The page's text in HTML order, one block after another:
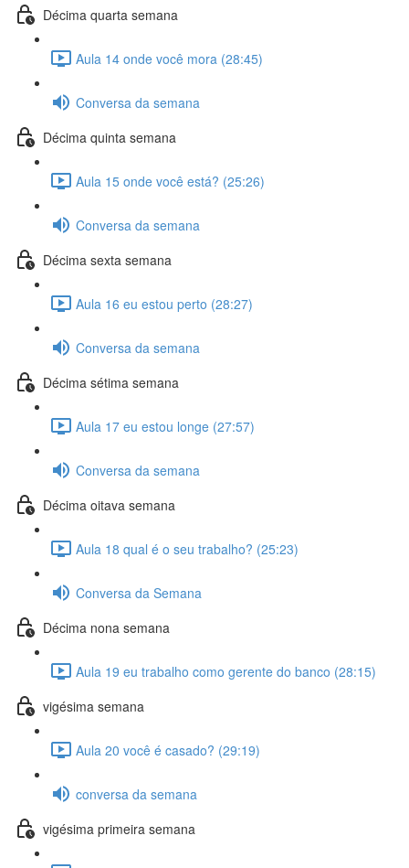
Décima quarta semana
Aula 14 onde você mora (28:45)
Conversa da semana
Décima quinta semana
Aula 15 onde você está? (25:26)
Conversa da semana
Décima sexta semana
Aula 16 eu estou perto (28:27)
Conversa da semana
Décima sétima semana
Aula 17 eu estou longe (27:57)
Conversa da semana
Décima oitava semana
Aula 18 qual é o seu trabalho? (25:23)
Conversa da Semana
Décima nona semana
Aula 19 eu trabalho como gerente do banco (28:15)
vigésima semana
Aula 20 você é casado? (29:19)
conversa da semana
vigésima primeira semana